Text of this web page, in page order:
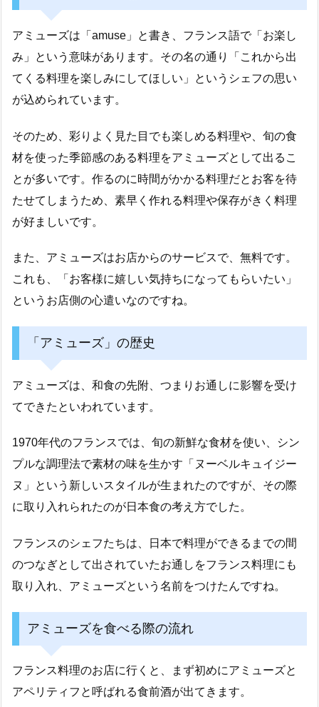
アミューズは「amuse」と書き、フランス語で「お楽し
み」という意味があります。その名の通り「これから出
てくる料理を楽しみにしてほしい」というシェフの思い
が込められています。
そのため、彩りよく見た目でも楽しめる料理や、旬の食
材を使った季節感のある料理をアミューズとして出るこ
とが多いです。作るのに時間がかかる料理だとお客を待
たせてしまうため、素早く作れる料理や保存がきく料理
が好ましいです。
また、アミューズはお店からのサービスで、無料です。
これも、「お客様に嬉しい気持ちになってもらいたい」
というお店側の心遣いなのですね。
「アミューズ」の歴史
アミューズは、和食の先附、つまりお通しに影響を受け
てできたといわれています。
1970年代のフランスでは、旬の新鮮な食材を使い、シン
プルな調理法で素材の味を生かす「ヌーベルキュイジー
ヌ」という新しいスタイルが生まれたのですが、その際
に取り入れられたのが日本食の考え方でした。
フランスのシェフたちは、日本で料理ができるまでの間
のつなぎとして出されていたお通しをフランス料理にも
取り入れ、アミューズという名前をつけたんですね。
アミューズを食べる際の流れ
フランス料理のお店に行くと、まず初めにアミューズと
アペリティフと呼ばれる食前酒が出てきます。